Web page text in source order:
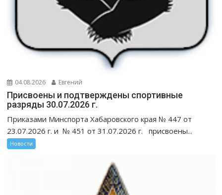
04.08.2026 Евгений
Присвоены и подтверждены спортивные
разряды 30.07.2026 г.
Приказами Минспорта Хабаровского края № 447 от
23.07.2026 г. и № 451 от 31.07.2026 г. присвоены...
Новости